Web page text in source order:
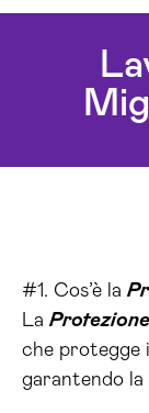
#1. Cos’è la
La
che protegge
garantendo la